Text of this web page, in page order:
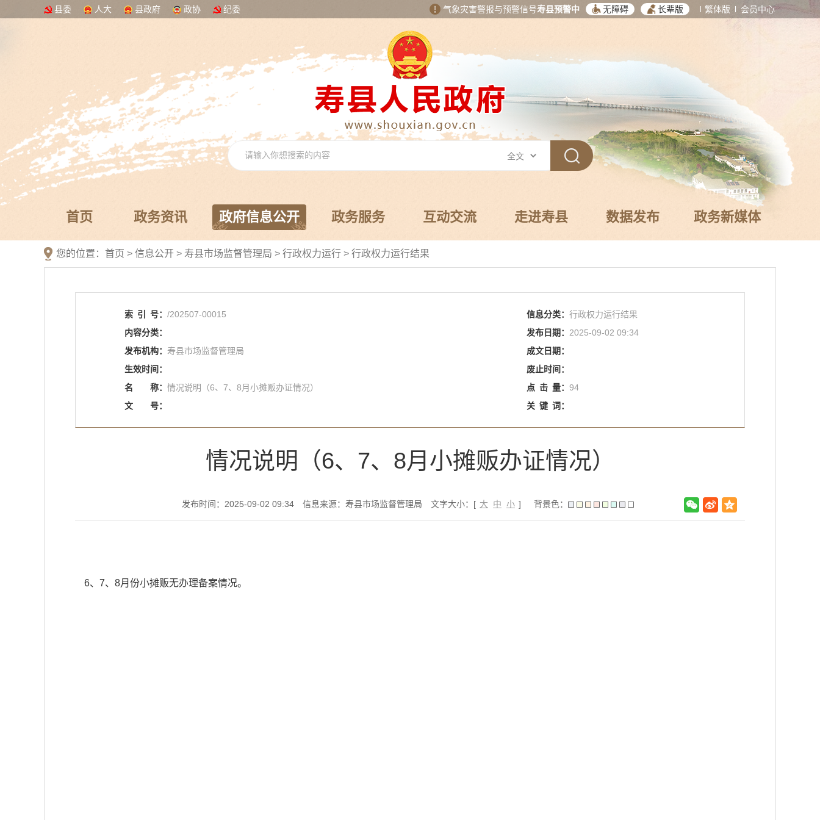
县委 人大 县政府 政协 纪委 气象灾害警报与预警信号寿县预警中 无障碍 长辈版 繁体版 会员中心
首页 政务资讯 政府信息公开 政务服务 互动交流 走进寿县 数据发布 政务新媒体
您的位置： 首页 > 信息公开 > 寿县市场监督管理局 > 行政权力运行 > 行政权力运行结果
索 引 号： /202507-00015 信息分类： 行政权力运行结果
内容分类：
发布日期： 2025-09-02 09:34
发布机构： 寿县市场监督管理局
成文日期：
生效时间：
废止时间：
名
称： 情况说明（6、7、8月小摊贩办证情况） 点 击 量： 94
文
号： 关 键 词：
情况说明（6、7、8月小摊贩办证情况）
发布时间：2025-09-02 09:34 信息来源：寿县市场监督管理局 文字大小：[ 大 中 小 ] 背景色：
6、7、8月份小摊贩无办理备案情况。